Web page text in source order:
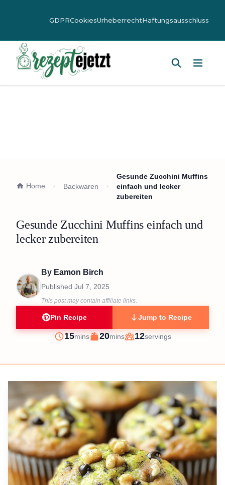
GDPRCookiesUrheberrechtHaftungsausschluss
Home Backwaren
Gesunde Zucchini Muffins
einfach und lecker
zubereiten
Gesunde Zucchini Muffins einfach und
lecker zubereiten
By Eamon Birch
Published Jul 7, 2025
This post may contain affiliate links.
Pin Recipe Jump to Recipe
Prep
15minutes
mins
Cook
20minutes
mins
Servings
12servings